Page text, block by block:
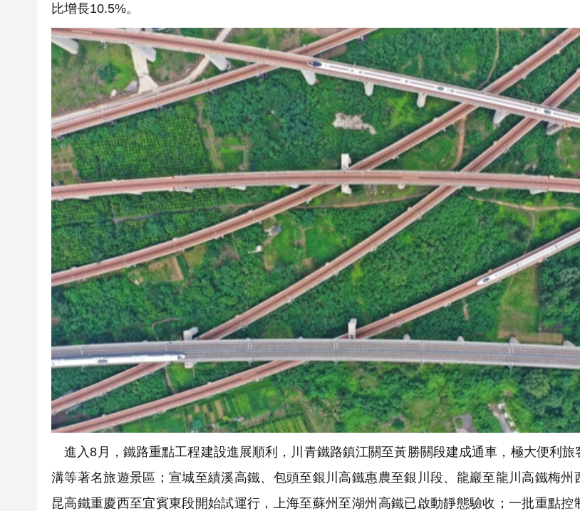
比增長10.5%。
進入8月，鐵路重點工程建設進展順利，川青鐵路鎮江關至黃勝關段建成通車，極大便利旅
溝等著名旅遊景區；宣城至績溪高鐵、包頭至銀川高鐵惠農至銀川段、龍巖至龍川高鐵梅州
昆高鐵重慶西至宜賓東段開始試運行，上海至蘇州至湖州高鐵已啟動靜態驗收；一批重點控